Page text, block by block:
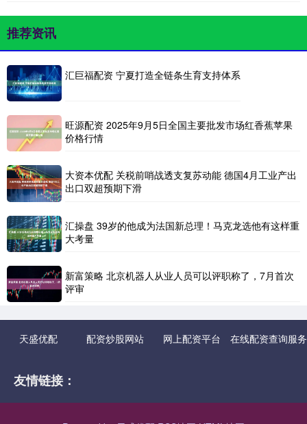
推荐资讯
汇巨福配资 宁夏打造全链条生育支持体系
旺源配资 2025年9月5日全国主要批发市场红香蕉苹果
价格行情
大资本优配 关税前哨战透支复苏动能 德国4月工业产出
出口双超预期下滑
汇操盘 39岁的他成为法国新总理！马克龙选他有这样重
大考量
新富策略 北京机器人从业人员可以评职称了，7月首次
评审
天盛优配 配资炒股网站 网上配资平台 在线配资查询服务
友情链接：